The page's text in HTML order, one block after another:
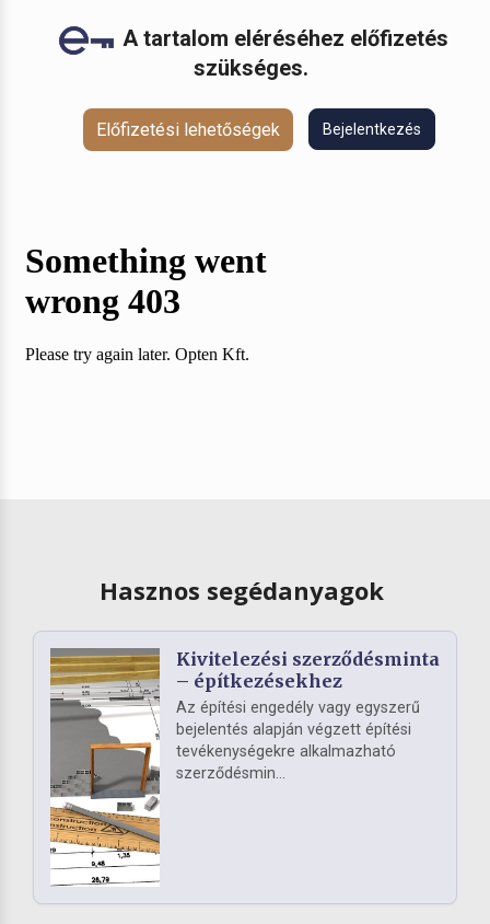
A tartalom eléréséhez előfizetés
szükséges.
Előfizetési lehetőségek Bejelentkezés
Hasznos segédanyagok
Kivitelezési szerződésminta
– építkezésekhez
Az építési engedély vagy egyszerű
bejelentés alapján végzett építési
tevékenységekre alkalmazható
szerződésmin...